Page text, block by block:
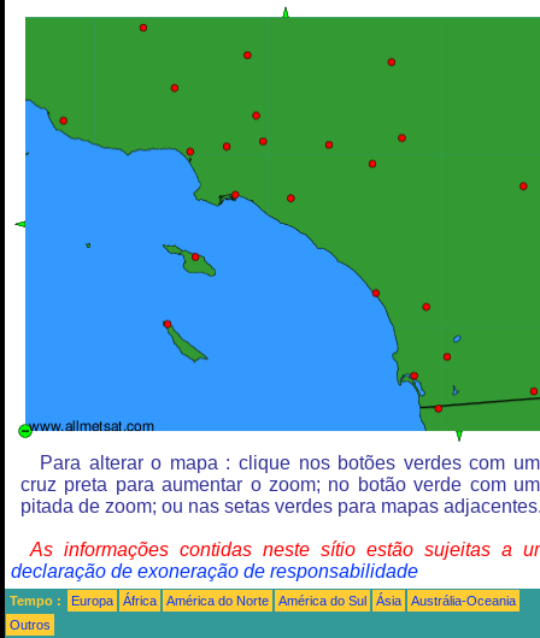
Para alterar o mapa : clique nos botões verdes com
cruz preta para aumentar o zoom; no botão verde com
pitada de zoom; ou nas setas verdes para mapas
As informações contidas neste sítio estão sujeitas a
declaração de exoneração de responsabilidade
Tempo : Europa África América do Norte América do Sul Ásia
Austrália-Oceania
Outros